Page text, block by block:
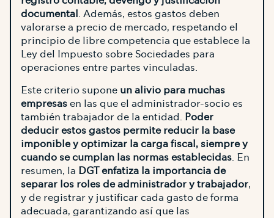
documental. Además, estos gastos deben
valorarse a precio de mercado, respetando el
principio de libre competencia que establece la
Ley del Impuesto sobre Sociedades para
operaciones entre partes vinculadas.
Este criterio supone un alivio para muchas
empresasen las que el administrador-socio es
también trabajador de la entidad. Poder
deducir estos gastos permite reducir la base
imponible y optimizar la carga fiscal, siempre y
cuando se cumplan las normas establecidas. En
resumen, la DGT enfatiza la importancia de
separar los roles de administrador y trabajador,
y de registrar y justificar cada gasto de forma
adecuada, garantizando así que las